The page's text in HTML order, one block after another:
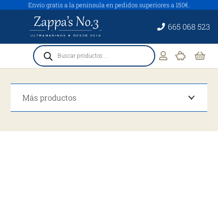
Envío gratis a la península en pedidos superiores a 150€.
665 068 523
Búsqueda
de
productos
Más productos